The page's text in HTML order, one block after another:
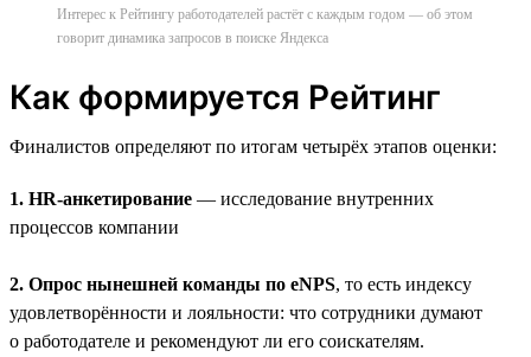
Интерес к Рейтингу работодателей растёт с каждым годом — об этом
говорит динамика запросов в поиске Яндекса
Как формируется Рейтинг
Финалистов определяют по итогам четырёх этапов оценки:
1. HR-анкетирование — исследование внутренних
процессов компании
2. Опрос нынешней команды по eNPS, то есть индексу
удовлетворённости и лояльности: что сотрудники думают
о работодателе и рекомендуют ли его соискателям.